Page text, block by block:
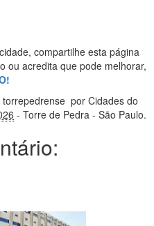
compartilhe esta página
ou acredita que pode melhorar,
por Cidades do
- Torre de Pedra - São Paulo.